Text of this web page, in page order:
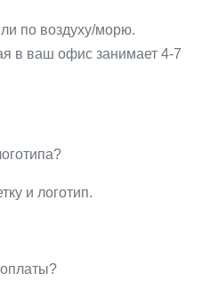
по воздуху/морю.
в ваш офис занимает 4-7
и логотип.